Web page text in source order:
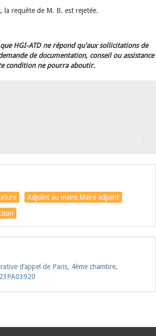
la requête de M. B. est rejetée.
HGI-ATD ne répond qu'aux sollicitations de
de documentation, conseil ou assistance
condition ne pourra aboutir.
Adjoint au maire,Maire adjoint
d’appel de Paris, 4ème chambre,